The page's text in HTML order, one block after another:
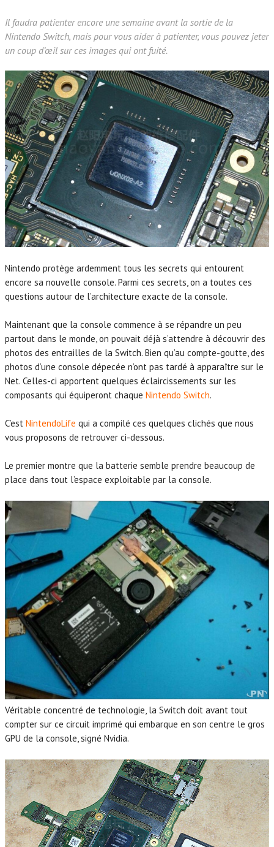
Il faudra patienter encore une semaine avant la sortie de la
Nintendo Switch, mais pour vous aider à patienter, vous pouvez jeter
un coup d’œil sur ces images qui ont fuité.
Nintendo protège ardemment tous les secrets qui entourent
encore sa nouvelle console. Parmi ces secrets, on a toutes ces
questions autour de l’architecture exacte de la console.
Maintenant que la console commence à se répandre un peu
partout dans le monde, on pouvait déjà s’attendre à découvrir des
photos des entrailles de la Switch. Bien qu’au compte-goutte, des
photos d’une console dépecée n’ont pas tardé à apparaître sur le
Net. Celles-ci apportent quelques éclaircissements sur les
composants qui équiperont chaque Nintendo Switch.
C’est NintendoLife qui a compilé ces quelques clichés que nous
vous proposons de retrouver ci-dessous.
Le premier montre que la batterie semble prendre beaucoup de
place dans tout l’espace exploitable par la console.
Véritable concentré de technologie, la Switch doit avant tout
compter sur ce circuit imprimé qui embarque en son centre le gros
GPU de la console, signé Nvidia.